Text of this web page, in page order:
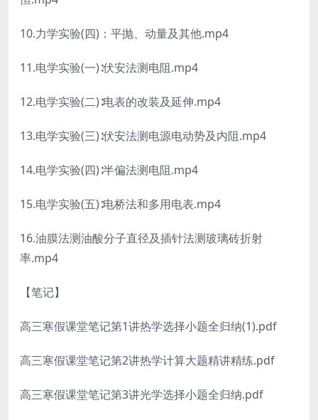
10.力学实验(四)：平抛、动量及其他.mp4
11.电学实验(一)∶伏安法测电阻.mp4
12.电学实验(二)∶电表的改装及延伸.mp4
13.电学实验(三)∶伏安法测电源电动势及内阻.mp4
14.电学实验(四)∶半偏法测电阻.mp4
15.电学实验(五)∶电桥法和多用电表.mp4
16.油膜法测油酸分子直径及插针法测玻璃砖折射
率.mp4
【笔记】
高三寒假课堂笔记第1讲热学选择小题全归纳(1).pdf
高三寒假课堂笔记第2讲热学计算大题精讲精练.pdf
高三寒假课堂笔记第3讲光学选择小题全归纳.pdf